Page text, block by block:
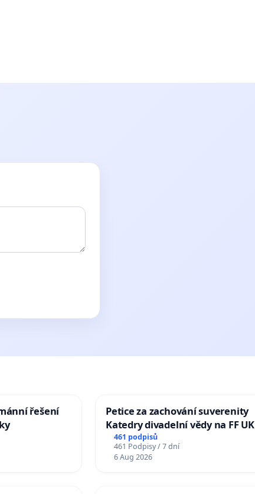
řešení
Petice za zachování suverenity
Katedry divadelní vědy na FF UK
461 podpisů
461 Podpisy / 7 dní
6 Aug 2026